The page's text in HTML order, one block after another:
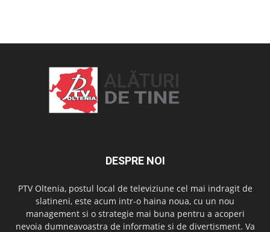
DESPRE NOI
PTV Oltenia, postul local de televiziune cel mai indragit de
slatineni, este acum intr-o haina noua, cu un nou
management si o strategie mai buna pentru a acoperi
nevoia dumneavoastra de informatie si de divertisment. Va